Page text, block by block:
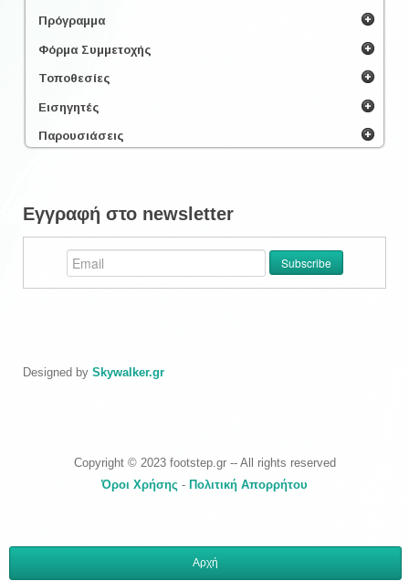
Πρόγραμμα
Φόρμα Συμμετοχής
Τοποθεσίες
Εισηγητές
Παρουσιάσεις
Εγγραφή στο newsletter
Designed by Skywalker.gr
Copyright © 2023 footstep.gr -- All rights reserved
Όροι Χρήσης - Πολιτική Απορρήτου
Αρχή